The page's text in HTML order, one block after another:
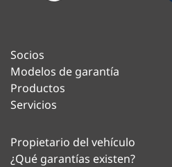
Socios
Modelos de garantía
Productos
Servicios
Propietario del vehículo
¿Qué garantías existen?